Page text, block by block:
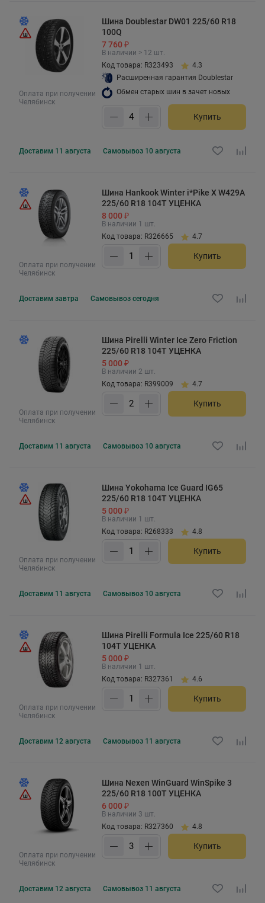
Оплата при получении
Челябинск
Шина Doublestar DW01 225/60 R18
100Q
7 760 ₽
В наличии > 12 шт.
Код товара: R323493
4.3
Расширенная гарантия Doublestar
Обмен старых шин в зачет новых
Купить
Доставим 11 августа Самовывоз 10 августа
Оплата при получении
Челябинск
Шина Hankook Winter i*Pike X W429A
225/60 R18 104T УЦЕНКА
8 000 ₽
В наличии 1 шт.
Код товара: R326665
4.7
Купить
Доставим завтра Самовывоз сегодня
Оплата при получении
Челябинск
Шина Pirelli Winter Ice Zero Friction
225/60 R18 104T УЦЕНКА
5 000 ₽
В наличии 2 шт.
Код товара: R399009
4.7
Купить
Доставим 11 августа Самовывоз 10 августа
Оплата при получении
Челябинск
Шина Yokohama Ice Guard IG65
225/60 R18 104T УЦЕНКА
5 000 ₽
В наличии 1 шт.
Код товара: R268333
4.8
Купить
Доставим 11 августа Самовывоз 10 августа
Оплата при получении
Челябинск
Шина Pirelli Formula Ice 225/60 R18
104T УЦЕНКА
5 000 ₽
В наличии 1 шт.
Код товара: R327361
4.6
Купить
Доставим 12 августа Самовывоз 11 августа
Оплата при получении
Челябинск
Шина Nexen WinGuard WinSpike 3
225/60 R18 100T УЦЕНКА
6 000 ₽
В наличии 3 шт.
Код товара: R327360
4.8
Купить
Доставим 12 августа Самовывоз 11 августа